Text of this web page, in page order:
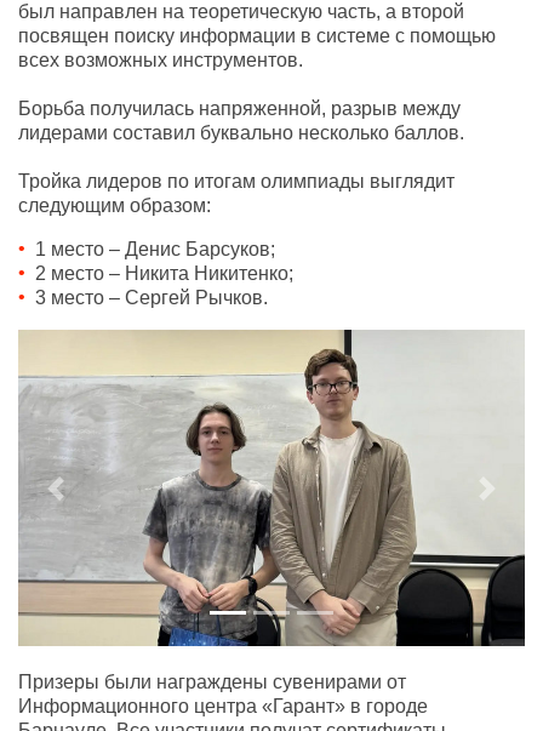
был направлен на теоретическую часть, а второй
посвящен поиску информации в системе с помощью
всех возможных инструментов.
Борьба получилась напряженной, разрыв между
лидерами составил буквально несколько баллов.
Тройка лидеров по итогам олимпиады выглядит
следующим образом:
1 место – Денис Барсуков;
2 место – Никита Никитенко;
3 место – Сергей Рычков.
Previous Next
Призеры были награждены сувенирами от
Информационного центра «Гарант» в городе